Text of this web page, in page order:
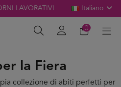
LAVORATIVI Italiano
0
la Fiera
collezione di abiti perfetti per